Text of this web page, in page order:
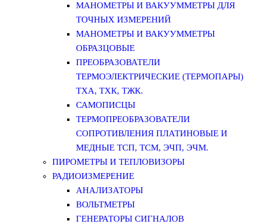
МАНОМЕТРЫ И ВАКУУММЕТРЫ ДЛЯ
ТОЧНЫХ ИЗМЕРЕНИЙ
МАНОМЕТРЫ И ВАКУУММЕТРЫ
ОБРАЗЦОВЫЕ
ПРЕОБРАЗОВАТЕЛИ
ТЕРМОЭЛЕКТРИЧЕСКИЕ (ТЕРМОПАРЫ)
ТХА, ТХК, ТЖК.
САМОПИСЦЫ
ТЕРМОПРЕОБРАЗОВАТЕЛИ
СОПРОТИВЛЕНИЯ ПЛАТИНОВЫЕ И
МЕДНЫЕ ТСП, ТСМ, ЭЧП, ЭЧМ.
ПИРОМЕТРЫ И ТЕПЛОВИЗОРЫ
РАДИОИЗМЕРЕНИЕ
АНАЛИЗАТОРЫ
ВОЛЬТМЕТРЫ
ГЕНЕРАТОРЫ СИГНАЛОВ